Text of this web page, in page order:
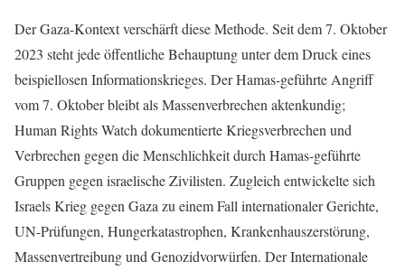
Der Gaza-Kontext verschärft diese Methode. Seit dem 7. Oktober
2023 steht jede öffentliche Behauptung unter dem Druck eines
beispiellosen Informationskrieges. Der Hamas-geführte Angriff
vom 7. Oktober bleibt als Massenverbrechen aktenkundig;
Human Rights Watch dokumentierte Kriegsverbrechen und
Verbrechen gegen die Menschlichkeit durch Hamas-geführte
Gruppen gegen israelische Zivilisten. Zugleich entwickelte sich
Israels Krieg gegen Gaza zu einem Fall internationaler Gerichte,
UN-Prüfungen, Hungerkatastrophen, Krankenhauszerstörung,
Massenvertreibung und Genozidvorwürfen. Der Internationale